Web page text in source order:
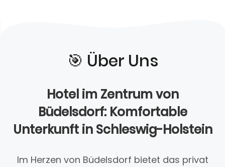
🎯️ Über Uns
Hotel im Zentrum von
Büdelsdorf: Komfortable
Unterkunft in Schleswig-Holstein
Im Herzen von Büdelsdorf bietet das privat